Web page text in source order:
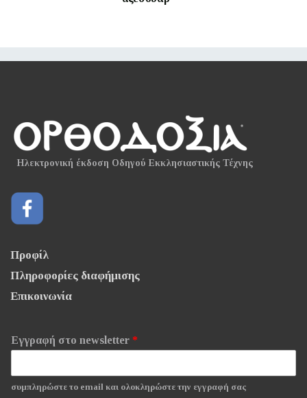
Ηλεκτρονική έκδοση Οδηγού Εκκλησιαστικής Τέχνης
Προφίλ
Πληροφορίες διαφήμισης
Επικοινωνία
Εγγραφή στο newsletter *
συμπληρώστε το email και ολοκληρώστε την εγγραφή σας